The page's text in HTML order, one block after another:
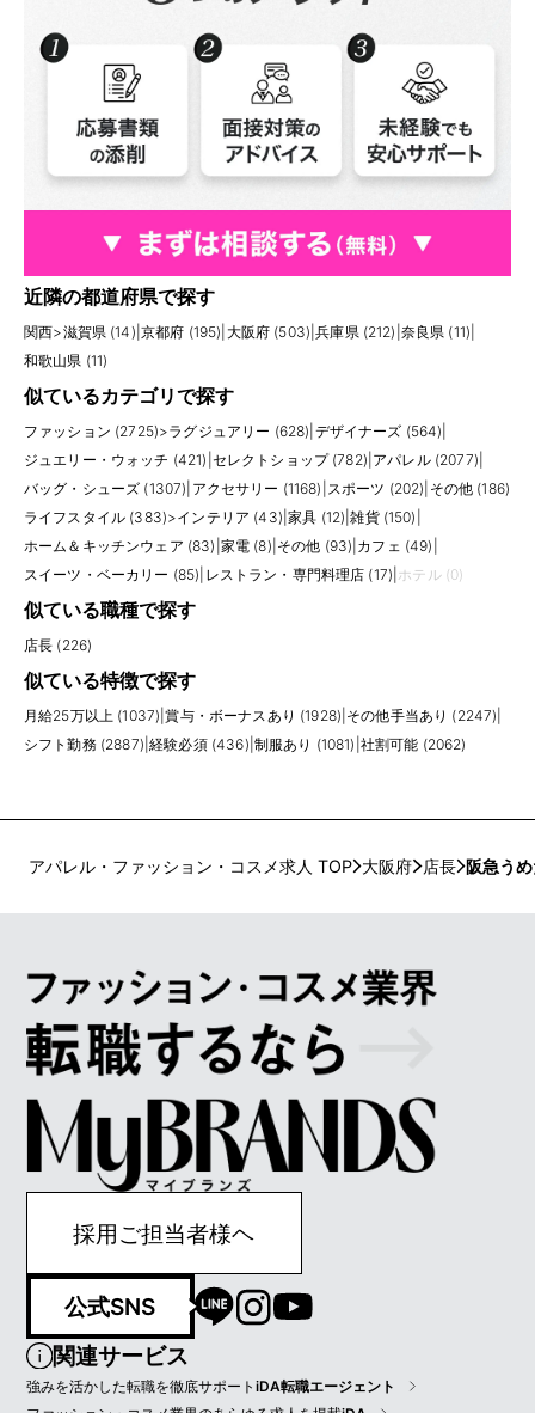
近隣の都道府県で探す
関西>滋賀県 (14) 京都府 (195) 大阪府 (503) |兵庫県 (212) 奈良県 (11)
和歌山県 (11)
似ているカテゴリで探す
ファッション (2725)>ラグジュアリー (628) デザイナーズ (564)
ジュエリー・ウォッチ (421) セレクトショップ (782) アパレル (2077)
バッグ・シューズ (1307) アクセサリー (1168) スポーツ (202) その他 (186)
ライフスタイル (383)>インテリア (43) |家具 (12) |雑貨 (150)
ホーム＆キッチンウェア (83) 家電 (8) その他 (93) カフェ (49)
スイーツ・ベーカリー (85) レストラン・専門料理店 (17) ホテル (0)
似ている職種で探す
店長 (226)
似ている特徴で探す
月給25万以上 (1037) |賞与・ボーナスあり (1928) その他手当あり (2247)
シフト勤務 (2887) |経験必須 (436) 制服あり (1081) 社割可能 (2062)
アパレル・ファッション・コスメ求人 TOP 大阪府 店長 阪急う
採用ご担当者様ヘ
公式SNS
関連サービス
強みを活かした転職を徹底サポートiDA転職エージェント